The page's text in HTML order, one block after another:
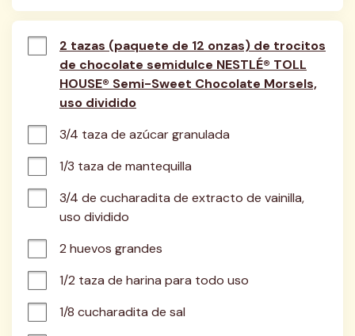
2 tazas (paquete de 12 onzas) de trocitos
de chocolate semidulce NESTLÉ® TOLL
HOUSE® Semi-Sweet Chocolate Morsels,
uso dividido
3/4 taza de azúcar granulada
1/3 taza de mantequilla
3/4 de cucharadita de extracto de vainilla,
uso dividido
2 huevos grandes
1/2 taza de harina para todo uso
1/8 cucharadita de sal